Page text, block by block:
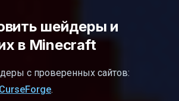
шейдеры и
в Minecraft
с проверенных сайтов:
CurseForge.